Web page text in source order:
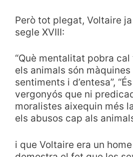
Però tot plegat, Voltaire
segle XVIII:
“Què mentalitat pobra
els animals són
sentiments i d’entesa”,
vergonyós que ni
moralistes aixequin més
els abusos cap als
i que Voltaire era un